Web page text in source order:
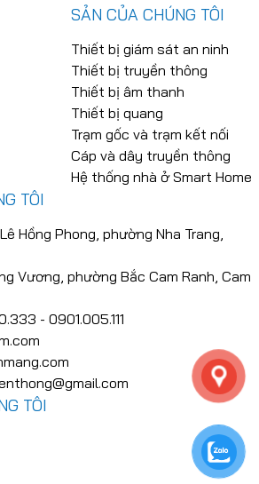
SẢN CỦA CHÚNG TÔI
Thiết bị giám sát an ninh
Thiết bị truyền thông
Thiết bị âm thanh
Thiết bị quang
Trạm gốc và trạm kết nối
Cáp và dây truyền thông
Hệ thống nhà ở Smart Home
TÔI
Hồng Phong, phường Nha Trang,
Vương, phường Bắc Cam Ranh, Cam
- 0901.005.111
TÔI